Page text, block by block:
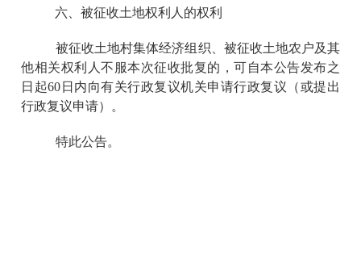
六、被征收土地权利人的权利
被征收土地村集体经济组织、被征收土地农户及其
他相关权利人不服本次征收批复的，可自本公告发布之
日起60日内向有关行政复议机关申请行政复议（或提出
行政复议申请）。
特此公告。